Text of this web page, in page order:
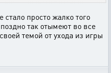
стало просто жалко того
так отымеют во все
темой от ухода из игры